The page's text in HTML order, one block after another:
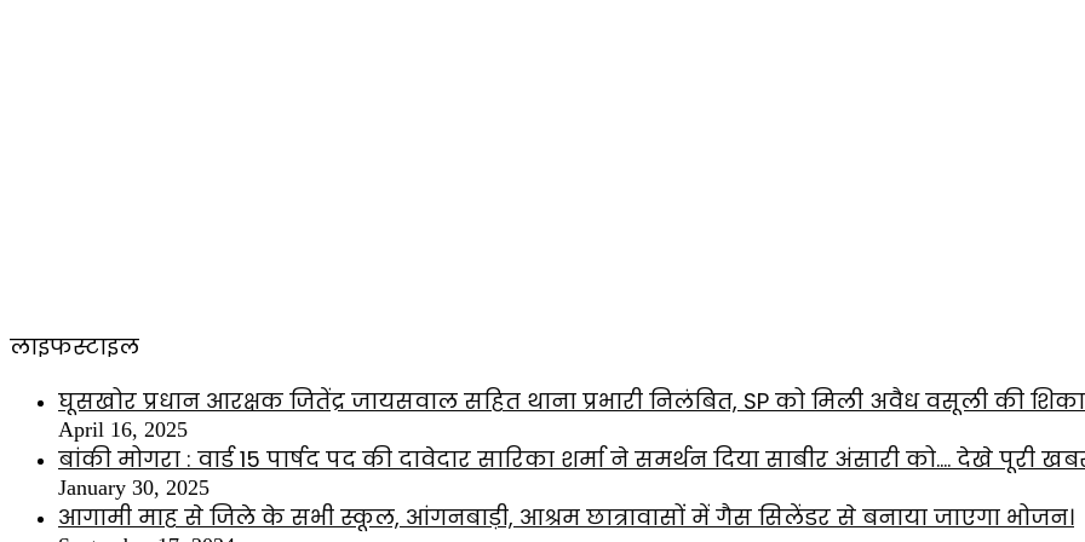
लाइफस्टाइल
घूसखोर प्रधान आरक्षक जितेंद्र जायसवाल सहित थाना प्रभारी निलंबित, SP को मिली अवैध वसूली की
April 16, 2025
बांकी मोगरा : वार्ड 15 पार्षद पद की दावेदार सारिका शर्मा ने समर्थन दिया साबीर अंसारी को…. देखे पूरी
January 30, 2025
आगामी माह से जिले के सभी स्कूल, आंगनबाड़ी, आश्रम छात्रावासों में गैस सिलेंडर से बनाया जाएगा भोजन।